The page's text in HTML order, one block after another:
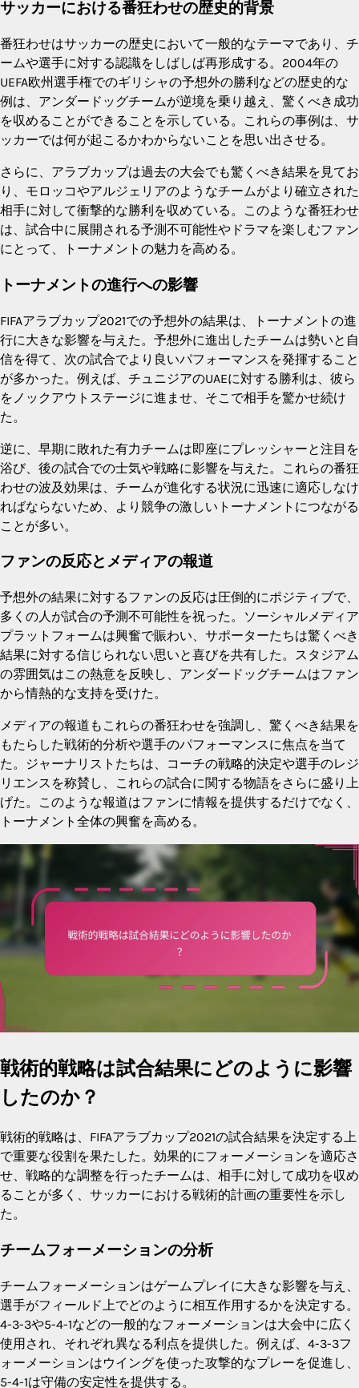
サッカーにおける番狂わせの歴史的背景
番狂わせはサッカーの歴史において一般的なテーマであり、チ
ームや選手に対する認識をしばしば再形成する。2004年の
UEFA欧州選手権でのギリシャの予想外の勝利などの歴史的な
例は、アンダードッグチームが逆境を乗り越え、驚くべき成功
を収めることができることを示している。これらの事例は、サ
ッカーでは何が起こるかわからないことを思い出させる。
さらに、アラブカップは過去の大会でも驚くべき結果を見てお
り、モロッコやアルジェリアのようなチームがより確立された
相手に対して衝撃的な勝利を収めている。このような番狂わせ
は、試合中に展開される予測不可能性やドラマを楽しむファン
にとって、トーナメントの魅力を高める。
トーナメントの進行への影響
FIFAアラブカップ2021での予想外の結果は、トーナメントの進
行に大きな影響を与えた。予想外に進出したチームは勢いと自
信を得て、次の試合でより良いパフォーマンスを発揮すること
が多かった。例えば、チュニジアのUAEに対する勝利は、彼ら
をノックアウトステージに進ませ、そこで相手を驚かせ続け
た。
逆に、早期に敗れた有力チームは即座にプレッシャーと注目を
浴び、後の試合での士気や戦略に影響を与えた。これらの番狂
わせの波及効果は、チームが進化する状況に迅速に適応しなけ
ればならないため、より競争の激しいトーナメントにつながる
ことが多い。
ファンの反応とメディアの報道
予想外の結果に対するファンの反応は圧倒的にポジティブで、
多くの人が試合の予測不可能性を祝った。ソーシャルメディア
プラットフォームは興奮で賑わい、サポーターたちは驚くべき
結果に対する信じられない思いと喜びを共有した。スタジアム
の雰囲気はこの熱意を反映し、アンダードッグチームはファン
から情熱的な支持を受けた。
メディアの報道もこれらの番狂わせを強調し、驚くべき結果を
もたらした戦術的分析や選手のパフォーマンスに焦点を当て
た。ジャーナリストたちは、コーチの戦略的決定や選手のレジ
リエンスを称賛し、これらの試合に関する物語をさらに盛り上
げた。このような報道はファンに情報を提供するだけでなく、
トーナメント全体の興奮を高める。
戦術的戦略は試合結果にどのように影響
したのか？
戦術的戦略は、FIFAアラブカップ2021の試合結果を決定する上
で重要な役割を果たした。効果的にフォーメーションを適応さ
せ、戦略的な調整を行ったチームは、相手に対して成功を収め
ることが多く、サッカーにおける戦術的計画の重要性を示し
た。
チームフォーメーションの分析
チームフォーメーションはゲームプレイに大きな影響を与え、
選手がフィールド上でどのように相互作用するかを決定する。
4-3-3や5-4-1などの一般的なフォーメーションは大会中に広く
使用され、それぞれ異なる利点を提供した。例えば、4-3-3フ
ォーメーションはウイングを使った攻撃的なプレーを促進し、
5-4-1は守備の安定性を提供する。